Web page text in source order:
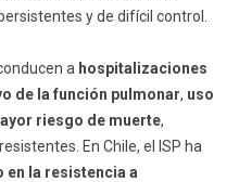
y de difícil control.
a hospitalizaciones
de la función pulmonar, uso
riesgo de muerte,
En Chile, el ISP ha
la resistencia a